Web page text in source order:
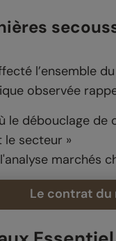
l’ensemble
observée
le débouclage de
secteur »
marchés
Le contrat du